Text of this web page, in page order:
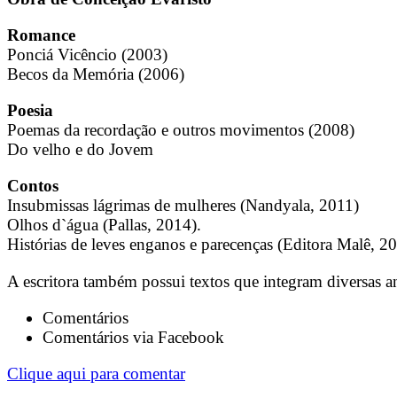
Romance
Ponciá Vicêncio (2003)
Becos da Memória (2006)
Poesia
Poemas da recordação e outros movimentos (2008)
Do velho e do Jovem
Contos
Insubmissas lágrimas de mulheres (Nandyala, 2011)
Olhos d`água (Pallas, 2014).
Histórias de leves enganos e parecenças (Editora Malê,
A escritora também possui textos que integram diversas
Comentários
Comentários via Facebook
Clique aqui para comentar